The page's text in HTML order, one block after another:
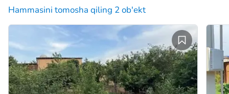
Hammasini tomosha qiling 2 ob'ekt